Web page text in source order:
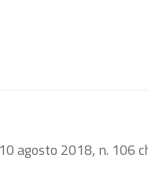
agosto 2018, n. 106